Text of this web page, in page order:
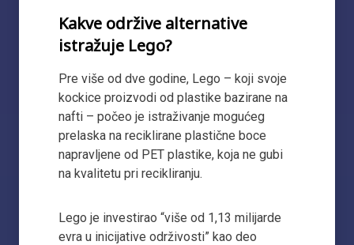
Kakve održive alternative
istražuje Lego?
Pre više od dve godine, Lego – koji svoje
kockice proizvodi od plastike bazirane na
nafti – počeo je istraživanje mogućeg
prelaska na reciklirane plastične boce
napravljene od PET plastike, koja ne gubi
na kvalitetu pri recikliranju.
Lego je investirao “više od 1,13 milijarde
evra u inicijative održivosti” kao deo